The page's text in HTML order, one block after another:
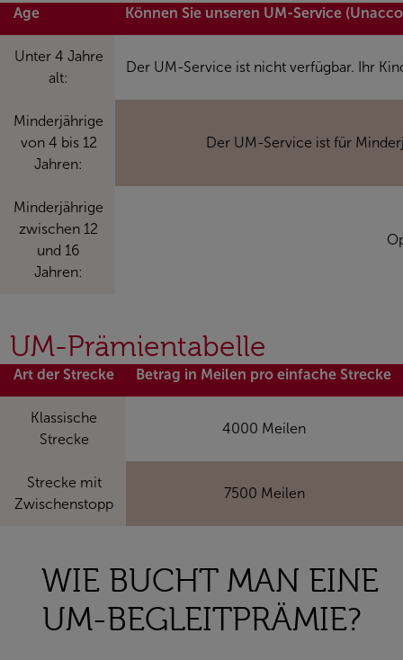
Age Können Sie unseren UM-Service
Unter 4 Jahre
alt:
Der UM-Service ist nicht verfügbar. Ihr
Minderjährige
von 4 bis 12
Jahren:
Der UM-Service ist für
Minderjährige
zwischen 12
und 16
Jahren:
UM-Prämientabelle
Art der Strecke Betrag in Meilen pro einfache Strecke
Klassische
Strecke
4000 Meilen
Strecke mit
Zwischenstopp
7500 Meilen
WIE BUCHT MAN EINE
UM-BEGLEITPRÄMIE?